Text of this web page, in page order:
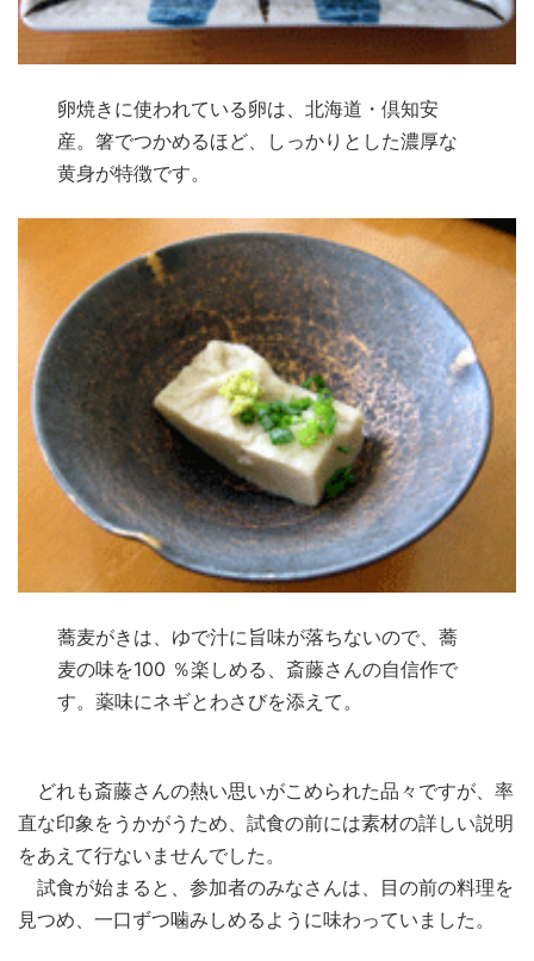
卵焼きに使われている卵は、北海道・倶知安
産。箸でつかめるほど、しっかりとした濃厚な
黄身が特徴です。
蕎麦がきは、ゆで汁に旨味が落ちないので、蕎
麦の味を100 ％楽しめる、斎藤さんの自信作で
す。薬味にネギとわさびを添えて。
どれも斎藤さんの熱い思いがこめられた品々ですが、率
直な印象をうかがうため、試食の前には素材の詳しい説明
をあえて行ないませんでした。
試食が始まると、参加者のみなさんは、目の前の料理を
見つめ、一口ずつ噛みしめるように味わっていました。